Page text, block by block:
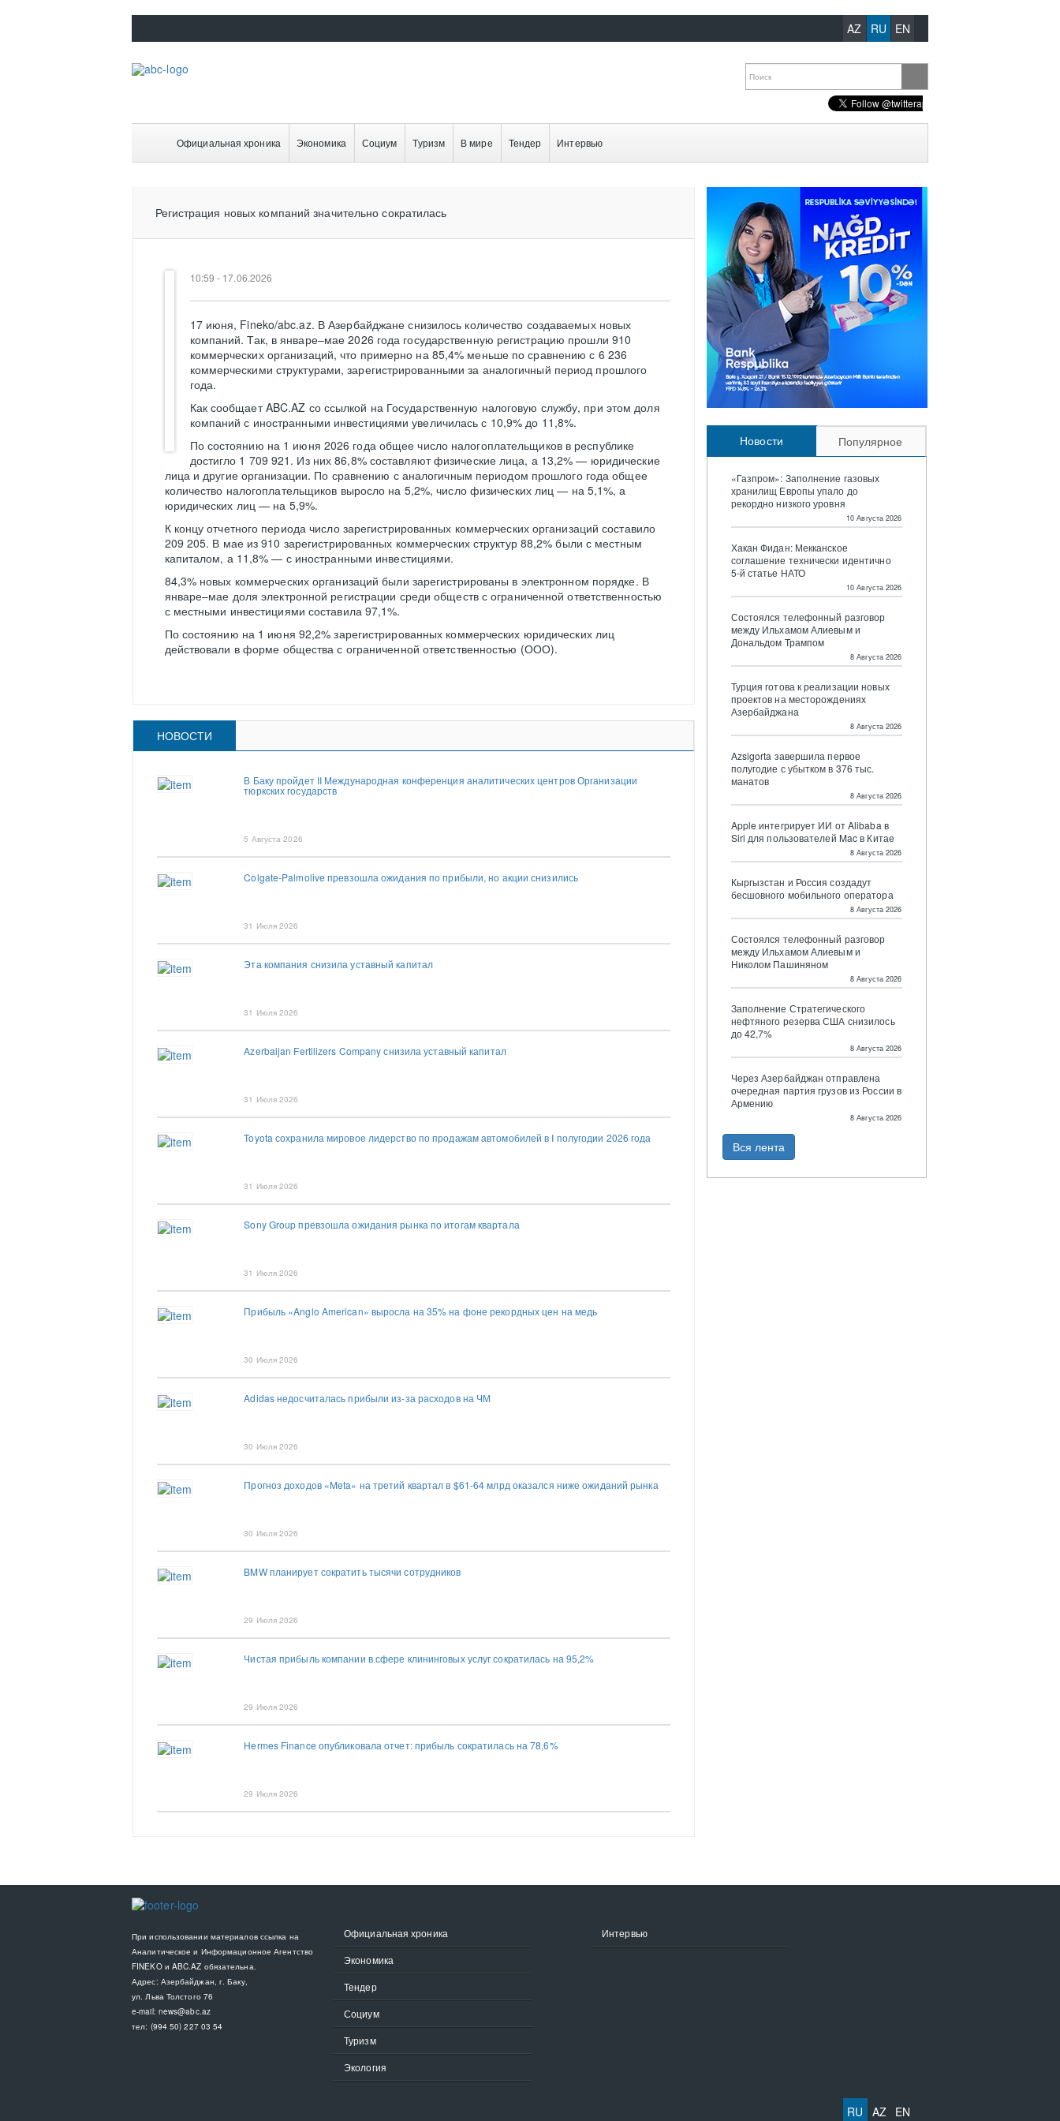
AZ RU EN
Официальная хроника Экономика Социум Туризм В мире Тендер Интервью
Регистрация новых компаний значительно сократилась
10:59 - 17.06.2026
17 июня, Fineko/abc.az. В Азербайджане снизилось количество создаваемых новых
компаний. Так, в январе–мае 2026 года государственную регистрацию прошли 910
коммерческих организаций, что примерно на 85,4% меньше по сравнению с 6 236
коммерческими структурами, зарегистрированными за аналогичный период прошлого
года.
Как сообщает ABC.AZ со ссылкой на Государственную налоговую службу, при этом доля
компаний с иностранными инвестициями увеличилась с 10,9% до 11,8%.
По состоянию на 1 июня 2026 года общее число налогоплательщиков в республике
достигло 1 709 921. Из них 86,8% составляют физические лица, а 13,2% — юридические
лица и другие организации. По сравнению с аналогичным периодом прошлого года общее
количество налогоплательщиков выросло на 5,2%, число физических лиц — на 5,1%, а
юридических лиц — на 5,9%.
К концу отчетного периода число зарегистрированных коммерческих организаций составило
209 205. В мае из 910 зарегистрированных коммерческих структур 88,2% были с местным
капиталом, а 11,8% — с иностранными инвестициями.
84,3% новых коммерческих организаций были зарегистрированы в электронном порядке. В
январе–мае доля электронной регистрации среди обществ с ограниченной ответственностью
с местными инвестициями составила 97,1%.
По состоянию на 1 июня 92,2% зарегистрированных коммерческих юридических лиц
действовали в форме общества с ограниченной ответственностью (ООО).
НОВОСТИ
В Баку пройдет II Международная конференция аналитических центров Организации
тюркских государств
5 Августа 2026
Colgate-Palmolive превзошла ожидания по прибыли, но акции снизились
31 Июля 2026
Эта компания снизила уставный капитал
31 Июля 2026
Azerbaijan Fertilizers Company снизила уставный капитал
31 Июля 2026
Toyota сохранила мировое лидерство по продажам автомобилей в I полугодии 2026 года
31 Июля 2026
Sony Group превзошла ожидания рынка по итогам квартала
31 Июля 2026
Прибыль «Anglo American» выросла на 35% на фоне рекордных цен на медь
30 Июля 2026
Adidas недосчиталась прибыли из-за расходов на ЧМ
30 Июля 2026
Прогноз доходов «Meta» на третий квартал в $61-64 млрд оказался ниже ожиданий рынка
30 Июля 2026
BMW планирует сократить тысячи сотрудников
29 Июля 2026
Чистая прибыль компании в сфере клининговых услуг сократилась на 95,2%
29 Июля 2026
Hermes Finance опубликовала отчет: прибыль сократилась на 78,6%
29 Июля 2026
Новости Популярное
«Газпром»: Заполнение газовых
хранилищ Европы упало до
рекордно низкого уровня
10 Августа 2026
Хакан Фидан: Мекканское
соглашение технически идентично
5-й статье НАТО
10 Августа 2026
Состоялся телефонный разговор
между Ильхамом Алиевым и
Дональдом Трампом
8 Августа 2026
Турция готова к реализации новых
проектов на месторождениях
Азербайджана
8 Августа 2026
Azsigorta завершила первое
полугодие с убытком в 376 тыс.
манатов
8 Августа 2026
Apple интегрирует ИИ от Alibaba в
Siri для пользователей Mac в Китае
8 Августа 2026
Кыргызстан и Россия создадут
бесшовного мобильного оператора
8 Августа 2026
Состоялся телефонный разговор
между Ильхамом Алиевым и
Николом Пашиняном
8 Августа 2026
Заполнение Стратегического
нефтяного резерва США снизилось
до 42,7%
8 Августа 2026
Через Азербайджан отправлена
очередная партия грузов из России в
Армению
8 Августа 2026
Вся лента
При использовании материалов ссылка на
Аналитическое и Информационное Агентство
FINEKO и ABC.AZ обязательна.
Адрес: Азербайджан, г. Баку,
ул. Льва Толстого 76
e-mail: news@abc.az
тел: (994 50) 227 03 54
Официальная хроника
Экономика
Тендер
Социум
Туризм
Экология
Интервью
RU AZ EN